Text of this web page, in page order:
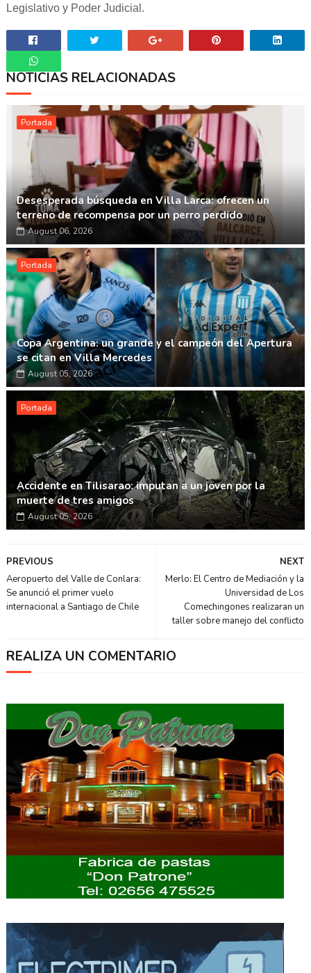
Legislativo y Poder Judicial.
Whatsapp
NOTICIAS RELACIONADAS
Portada
Desesperada búsqueda en Villa Larca: ofrecen un
terreno de recompensa por un perro perdido
August 06, 2026
Portada
Copa Argentina: un grande y el campeón del Apertura
se citan en Villa Mercedes
August 05, 2026
Portada
Accidente en Tilisarao: imputan a un joven por la
muerte de tres amigos
August 05, 2026
NEXT
Merlo: El Centro de Mediación y la
Universidad de Los
Comechingones realizaran un
taller sobre manejo del conflicto
PREVIOUS
Aeropuerto del Valle de Conlara:
Se anunció el primer vuelo
internacional a Santiago de Chile
REALIZA UN COMENTARIO